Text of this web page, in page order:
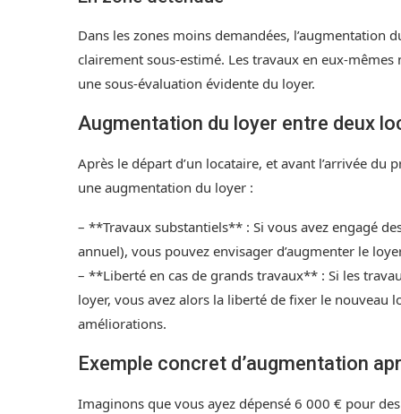
Dans les zones moins demandées, l’augmentation
clairement sous-estimé. Les travaux en eux-
une sous-évaluation évidente du loyer.
Augmentation du loyer entre deux
Après le départ d’un locataire, et avant l’arrivée
une augmentation du loyer :
– **Travaux substantiels** : Si vous avez engagé
annuel), vous pouvez envisager d’augmenter le
– **Liberté en cas de grands travaux** : Si les
loyer, vous avez alors la liberté de fixer le nouveau
améliorations.
Exemple concret d’augmentation
Imaginons que vous ayez dépensé 6 000 € pour